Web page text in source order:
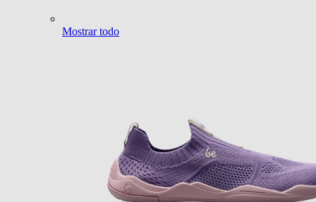
Mostrar todo